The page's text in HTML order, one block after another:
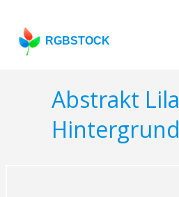
RGBSTOCK
Abstrakt Lila
Hintergrund